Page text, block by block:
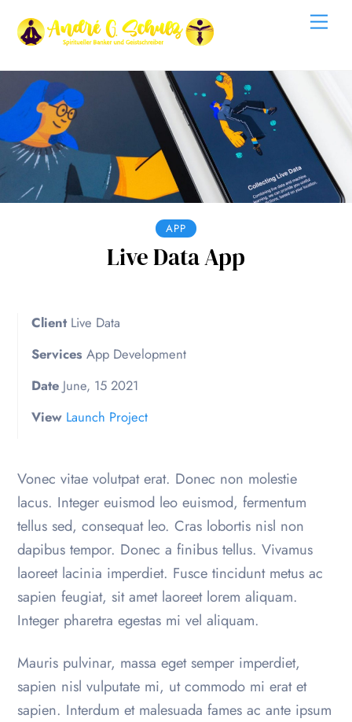
APP
Live Data App
ClientLive Data
Services App Development
DateJune, 15 2021
View Launch Project
Vonec vitae volutpat erat. Donec non molestie
lacus. Integer euismod leo euismod, fermentum
tellus sed, consequat leo. Cras lobortis nisl non
dapibus tempor. Donec a finibus tellus. Vivamus
laoreet lacinia imperdiet. Fusce tincidunt metus ac
sapien feugiat, sit amet laoreet lorem aliquam.
Integer pharetra egestas mi vel aliquam.
Mauris pulvinar, massa eget semper imperdiet,
sapien nisl vulputate mi, ut commodo mi erat et
sapien. Interdum et malesuada fames ac ante ipsum